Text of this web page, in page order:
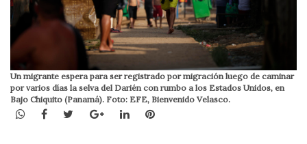
Un migrante espera para ser registrado por migración luego de caminar
por varios días la selva del Darién con rumbo a los Estados Unidos, en
Bajo Chiquito (Panamá). Foto: EFE, Bienvenido Velasco.
WhatsApp
Facebook
TwitterGoogle+LinkedInPinterest